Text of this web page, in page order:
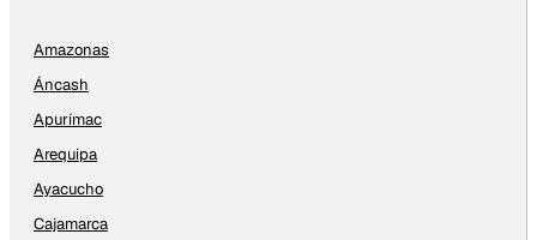
Amazonas
Áncash
Apurímac
Arequipa
Ayacucho
Cajamarca